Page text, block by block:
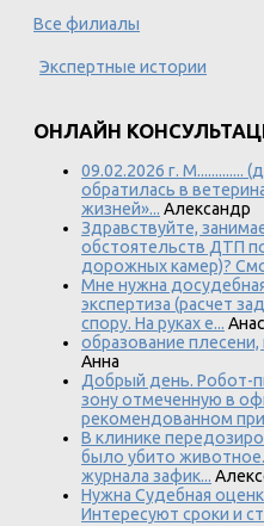
Все филиалы
Экспертные истории
ОНЛАЙН
09.02.2026 г. М.............
обратилась в
жизней»... Александр
Здравствуйте,
обстоятельств ДТП
дорожных камер)?
Мне нужна
экспертиза (расчет
спору. На руках е...
образование
Анна
Добрый день. Робот-
зону отмеченную в
рекомендованном
В клинике
было убито
журнала зафик...
Нужна Судебная
Интересуют сроки и